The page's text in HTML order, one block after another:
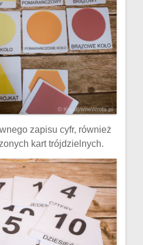
zapisu cyfr, również
kart trójdzielnych.